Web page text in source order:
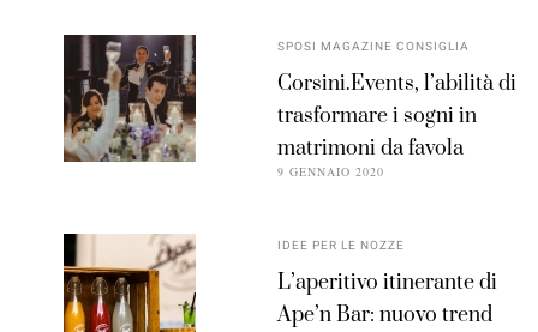
SPOSI MAGAZINE CONSIGLIA
Corsini.Events, l’abilità di
trasformare i sogni in
matrimoni da favola
9 GENNAIO 2020
IDEE PER LE NOZZE
L’aperitivo itinerante di
Ape’n Bar: nuovo trend